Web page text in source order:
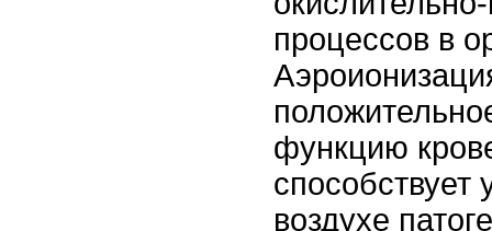
процессов в
функцию
способствует
воздухе